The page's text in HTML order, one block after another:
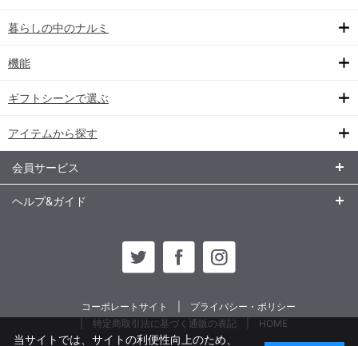
暮らしの中のナルミ
機能
ギフトシーンで選ぶ
アイテムから探す
会員サービス
ヘルプ&ガイド
コーポレートサイト
プライバシー・ポリシー
特定商取引法に基づく通販の表記
HOME
当サイトでは、サイトの利便性向上のため、